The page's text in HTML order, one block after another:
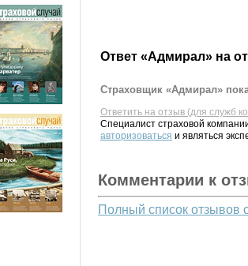
Ответ «Адмирал» на
Страховщик «Адмирал»
Ответить на отзыв (для служб
Специалист страховой
авторизоваться и являться
Комментарии к
Полный список отзывов